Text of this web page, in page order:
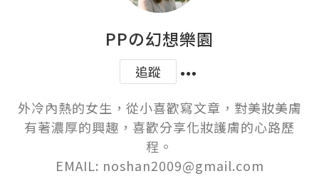
PPの幻想樂園
追蹤
外冷內熱的女生，從小喜歡寫文章，對美妝美膚
有著濃厚的興趣，喜歡分享化妝護膚的心路歷
程。
EMAIL: noshan2009@gmail.com